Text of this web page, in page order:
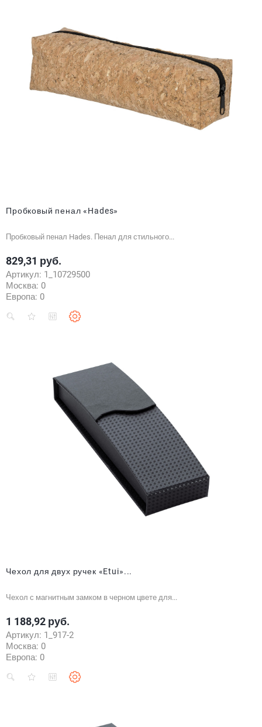
Пробковый пенал «Hades»
Пробковый пенал Hades. Пенал для стильного...
Цена
829,31 руб.
Артикул: 1_10729500
Москва: 0
Европа: 0
Чехол для двух ручек «Etui»...
Чехол с магнитным замком в черном цвете для...
Цена
1 188,92 руб.
Артикул: 1_917-2
Москва: 0
Европа: 0